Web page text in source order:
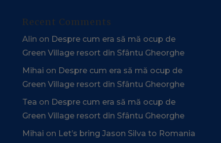
Recent Comments
Alin on Despre cum era să mă ocup de
Green Village resort din Sfântu Gheorghe
Mihai on Despre cum era să mă ocup de
Green Village resort din Sfântu Gheorghe
Tea on Despre cum era să mă ocup de
Green Village resort din Sfântu Gheorghe
Mihai on Let’s bring Jason Silva to Romania